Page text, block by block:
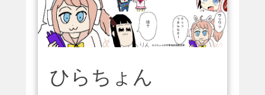
ひらちょん